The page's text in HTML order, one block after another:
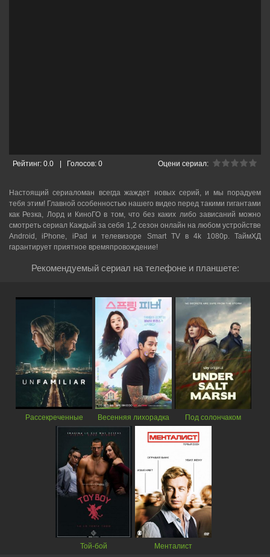
Оцени сериал:
Рейтинг: 0.0 Голосов:0
Настоящий сериаломан всегда жаждет новых серий, и мы порадуем
тебя этим! Главной особенностью нашего видео перед такими гигантами
как Резка, Лорд и КиноГО в том, что без каких либо зависаний можно
смотреть cериал Каждый за себя 1,2 сезон онлайн на любом устройстве
Android, iPhone, iPad и телевизоре Smart TV в 4k 1080p. ТаймХД
гарантирует приятное времяпровождение!
Рекомендуемый сериал на телефоне и планшете:
Рассекреченные Весенняя лихорадка Под солончаком
Той-бой Менталист